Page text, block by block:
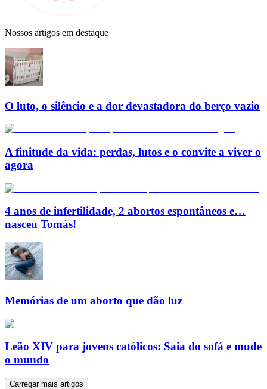
Nossos artigos em destaque
O luto, o silêncio e a dor devastadora do berço vazio
A finitude da vida: perdas, lutos e o convite a viver o
agora
4 anos de infertilidade, 2 abortos espontâneos e…
nasceu Tomás!
Memórias de um aborto que dão luz
Leão XIV para jovens católicos: Saia do sofá e mude
o mundo
Carregar mais artigos